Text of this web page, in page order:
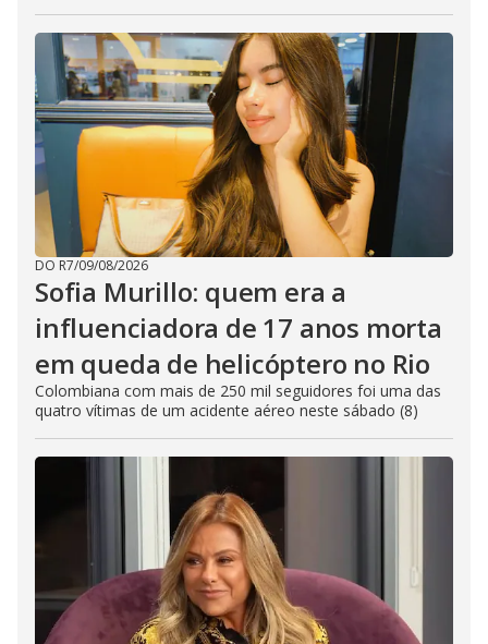
DO R7/09/08/2026
Sofia Murillo: quem era a
influenciadora de 17 anos morta
em queda de helicóptero no Rio
Colombiana com mais de 250 mil seguidores foi uma das
quatro vítimas de um acidente aéreo neste sábado (8)